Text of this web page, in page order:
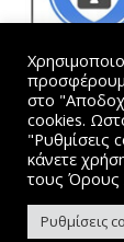
Όλες οι
website
στο
cookies.
"Ρυθμίσεις
κάνετε
τους Όρους
Ρυθμίσεις